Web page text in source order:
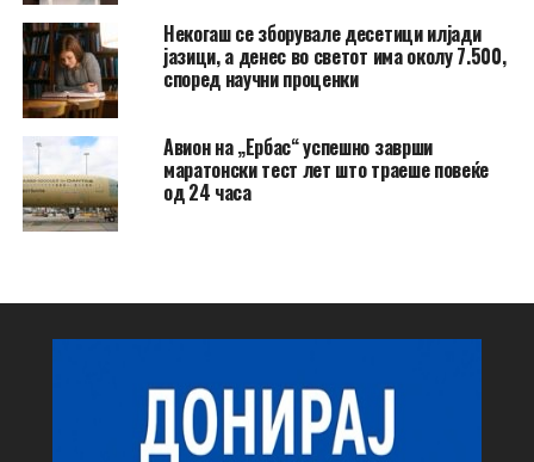
Некогаш се зборувале десетици илјади
јазици, а денес во светот има околу 7.500,
според научни проценки
Авион на „Ербас“ успешно заврши
маратонски тест лет што траеше повеќе
од 24 часа